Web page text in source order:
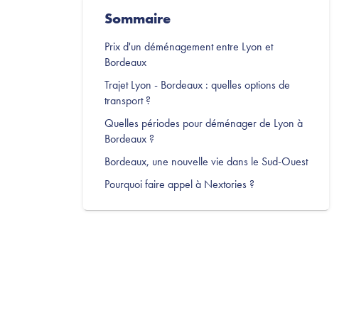
Sommaire
Prix d'un déménagement entre Lyon et
Bordeaux
Trajet Lyon - Bordeaux : quelles options de
transport ?
Quelles périodes pour déménager de Lyon à
Bordeaux ?
Bordeaux, une nouvelle vie dans le Sud-Ouest
Pourquoi faire appel à Nextories ?